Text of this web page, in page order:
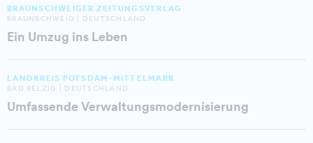
BRAUNSCHWEIGER ZEITUNGSVERLAG
BRAUNSCHWEIG | DEUTSCHLAND
Ein Umzug ins Leben
LANDKREIS POTSDAM-MITTELMARK
BAD BELZIG | DEUTSCHLAND
Umfassende Verwaltungsmodernisierung